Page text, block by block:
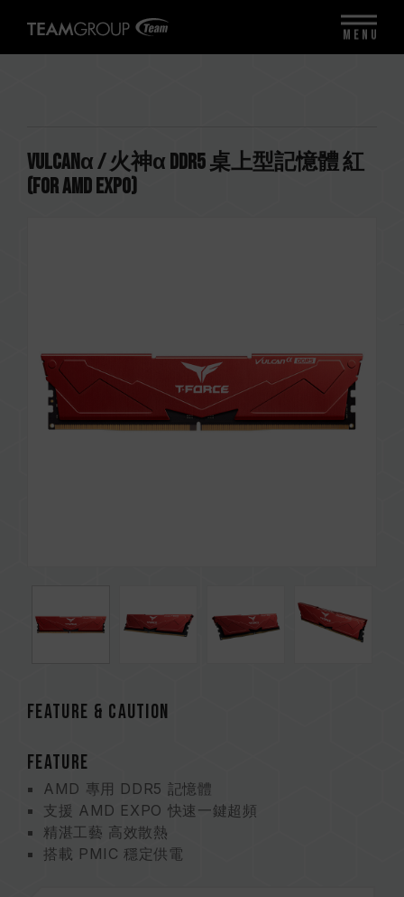
VULCANα / 火神α DDR5 桌上型記憶體 紅
(FOR AMD EXPO)
FEATURE & CAUTION
FEATURE
AMD 專用 DDR5 記憶體
支援 AMD EXPO 快速一鍵超頻
精湛工藝 高效散熱
搭載 PMIC 穩定供電
MENU